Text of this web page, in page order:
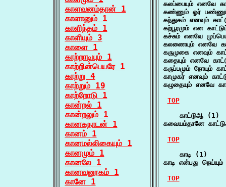
காளவனம்தான் 1
காளானும் 1
காளிந்தம் 1
காளியும் 3
காளை 1
காற்றாடியும் 1
காற்றின்பெயரே 1
காற்று 4
காற்றும் 19
காற்றோடு 1
கான்றல் 1
கான்றலும் 1
கானகநாடன் 1
கானம் 1
கானமல்லிகையும் 1
கானமும் 1
கானலே 1
கானவனூகம் 1
கானே 1
கலப்பையும் எனவே
கண்ணும் ஓர்
கந்துகம் எனவும்
கற்பூரமும் என
கச்சும் எனவே
கலணையும் எனவே
கருமுகை எனவும்
கதையும் எனவே
கருப்பமும் நோயும்
காமுகர் எனவும்
கழுதையும் எனவே
TOP
    காட்டுஆ (1)
கவையம்தானே
TOP
    காடி (1)
காடி என்பது
TOP